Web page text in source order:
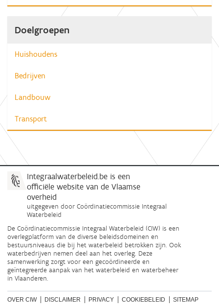
Doelgroepen
Huishoudens
Bedrijven
Landbouw
Transport
Integraalwaterbeleid.be is een
officiële website van de Vlaamse
overheid
uitgegeven door Coördinatiecommissie Integraal
Waterbeleid
De Coördinatiecommissie Integraal Waterbeleid (CIW) is een
overlegplatform van de diverse beleidsdomeinen en
bestuursniveaus die bij het waterbeleid betrokken zijn. Ook
waterbedrijven nemen deel aan het overleg. Deze
samenwerking zorgt voor een gecoördineerde en
geïntegreerde aanpak van het waterbeleid en waterbeheer
in Vlaanderen.
OVER CIW DISCLAIMER PRIVACY COOKIEBELEID SITEMAP